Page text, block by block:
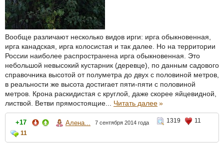
Вообще различают несколько видов ирги: ирга обыкновенная,
ирга канадская, ирга колосистая и так далее. Но на территории
России наиболее распространена ирга обыкновенная. Это
небольшой невысокий кустарник (деревце), по данным садового
справочника высотой от полуметра до двух с половиной метров,
в реальности же высота достигает пяти-пяти с половиной
метров. Крона раскидистая с круглой, даже скорее яйцевидной,
листвой. Ветви прямостоящие... Читать далее»
+17 Алена... 7 сентября 2014 года 1319
11
11